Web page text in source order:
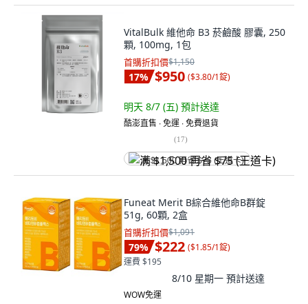
VitalBulk 維他命 B3 菸鹼酸 膠囊, 250
顆, 100mg, 1包
首購折扣價$1,150
17% $950 ($3.80/1錠)
明天 8/7 (五) 預計送達
酷澎直售 ∙ 免運 ∙ 免費退貨
(17)
满 $1,500 再省 $75 (王道卡)
Funeat Merit B綜合維他命B群錠
51g, 60顆, 2盒
首購折扣價$1,091
79% $222 ($1.85/1錠)
運費 $195
8/10 星期一 預計送達
WOW免運